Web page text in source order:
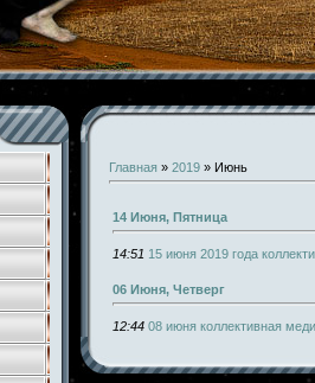
Главная » 2019 » Июнь
14 Июня, Пятница
14:51 15 июня 2019 года
06 Июня, Четверг
12:44 08 июня коллективная